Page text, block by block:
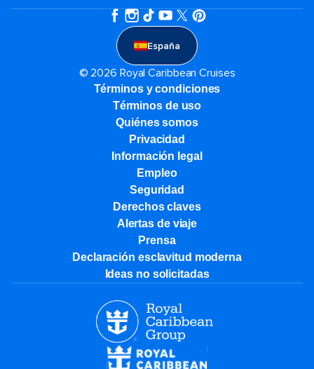
España
© 2026 Royal Caribbean Cruises
Términos y condiciones
Términos de uso
Quiénes somos
Privacidad
Información legal
Empleo
Seguridad
Derechos claves
Alertas de viaje
Prensa
Declaración esclavitud moderna
Ideas no solicitadas